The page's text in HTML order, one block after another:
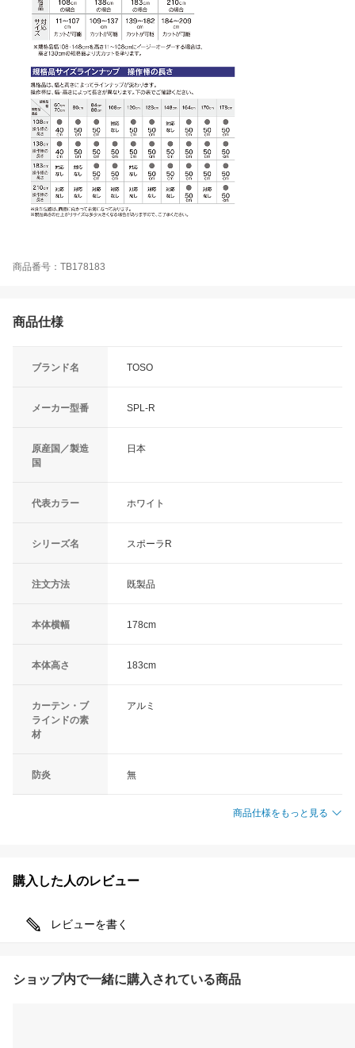
商品番号：TB178183
商品仕様
ブランド名 TOSO
メーカー型番 SPL-R
原産国／製造
国
日本
代表カラー ホワイト
シリーズ名 スポーラR
注文方法 既製品
本体横幅 178cm
本体高さ 183cm
カーテン・ブ
ラインドの素
材
アルミ
防炎 無
商品仕様をもっと見る
購入した人のレビュー
レビューを書く
ショップ内で一緒に購入されている商品